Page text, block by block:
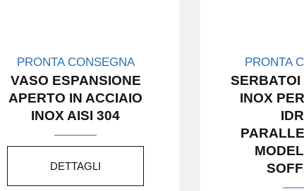
PRONTA CONSEGNA
VASO ESPANSIONE
APERTO IN ACCIAIO
INOX AISI 304
DETTAGLI
PRONTA
SERBATOI
INOX